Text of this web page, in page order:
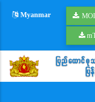
Myanmar